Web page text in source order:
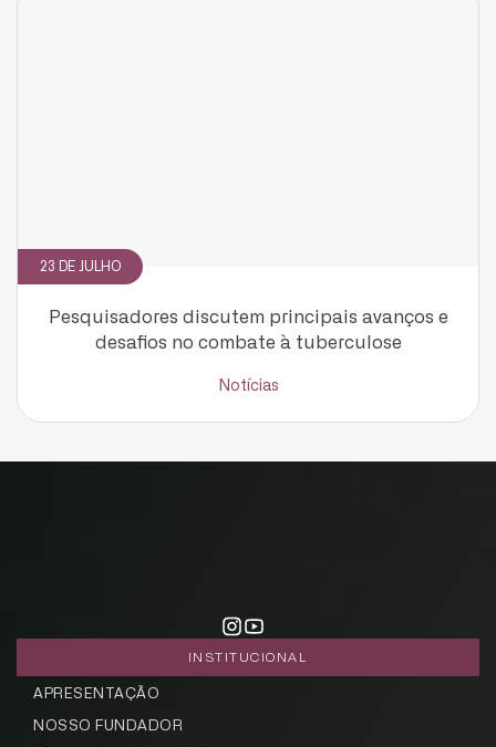
23 DE JULHO
Pesquisadores discutem principais avanços e
desafios no combate à tuberculose
Notícias
INSTITUCIONAL
APRESENTAÇÃO
NOSSO FUNDADOR